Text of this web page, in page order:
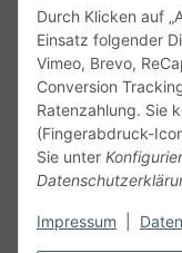
Durch Klicken auf
Einsatz folgender
Vimeo, Brevo,
Conversion
Ratenzahlung. Sie
(Fingerabdruck-
Sie unter
Impressum
Service
Gesetzliche
Alle technischen
Angaben
unseren